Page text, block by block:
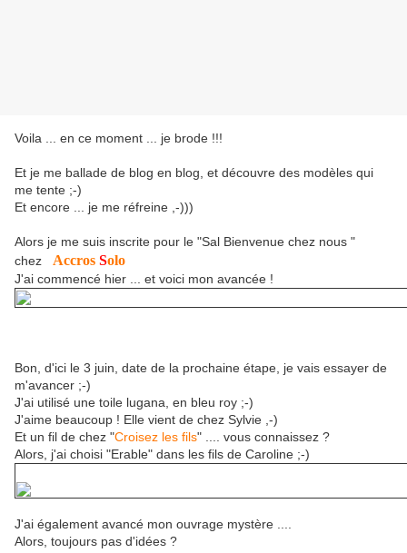
Voila ... en ce moment ... je brode !!!
Et je me ballade de blog en blog, et découvre des modèles qui
me tente ;-)
Et encore ... je me réfreine ,-)))
Alors je me suis inscrite pour le "Sal Bienvenue chez nous "
chez Accros Solo
J'ai commencé hier ... et voici mon avancée !
Bon, d'ici le 3 juin, date de la prochaine étape, je vais essayer de
m'avancer ;-)
J'ai utilisé une toile lugana, en bleu roy ;-)
J'aime beaucoup ! Elle vient de chez Sylvie ,-)
Et un fil de chez "Croisez les fils" .... vous connaissez ?
Alors, j'ai choisi "Erable" dans les fils de Caroline ;-)
J'ai également avancé mon ouvrage mystère ....
Alors, toujours pas d'idées ?